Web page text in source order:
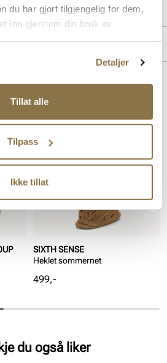
du har gjort tilgjengelig for dem,
inn gjennom din bruk av
Detaljer
Tillat alle
Tilpass
Ikke tillat
SIXTH SENSE
Heklet sommernet
Pris
499,-
du også liker